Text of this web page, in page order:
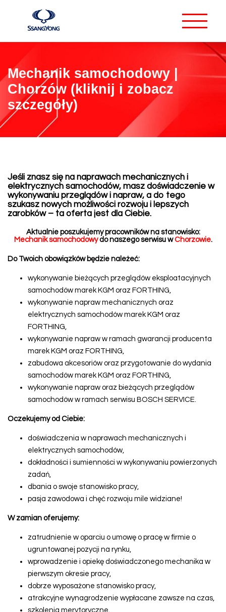
Mechanik samochodowy |
Chorzów (kliknij i zobacz
szczegóły)
Jeśli znasz się na naprawach mechanicznych i
elektrycznych samochodów, masz doświadczenie w
wykonywaniu przeglądów i napraw, a do tego
szukasz nowych możliwości rozwoju i lepszych
zarobków – ta oferta jest dla Ciebie.
Aktualnie poszukujemy pracowników na stanowisko:
Mechanik samochodowydo naszego serwisu wChorzowie.
Do Twoich obowiązków będzie należeć:
wykonywanie bieżących przeglądów eksploatacyjnych
samochodów marek KGM oraz FORTHING,
wykonywanie napraw mechanicznych oraz
elektrycznych samochodów marek KGM oraz
FORTHING,
wykonywanie napraw w ramach gwarancji producenta
marek KGM oraz FORTHING,
zabudowa akcesoriów oraz przygotowanie do wydania
samochodów marek KGM oraz FORTHING,
wykonywanie napraw oraz bieżących przeglądów
samochodów w ramach serwisu BOSCH SERVICE.
Oczekujemy od Ciebie:
doświadczenia w naprawach mechanicznych i
elektrycznych samochodów,
dokładności i sumienności w wykonywaniu powierzonych
zadań,
dbania o swoje stanowisko pracy,
pasja zawodowa i chęć rozwoju mile widziane!
W zamian oferujemy:
zatrudnienie w oparciu o umowę o pracę w firmie o
ugruntowanej pozycji na rynku,
wprowadzenie i opiekę doświadczonego mechanika w
pierwszym okresie pracy,
dobrze wyposażone stanowisko pracy,
atrakcyjne wynagrodzenie wypłacane zawsze na czas,
szkolenia merytoryczne.